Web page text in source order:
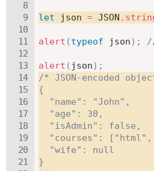
let json = JSON .
alert (typeof json) ;
alert ( json) ;
/* JSON-encoded
{
  "name": "John",
  "age": 30,
  "isAdmin": false,
"courses":
  "wife": null
}